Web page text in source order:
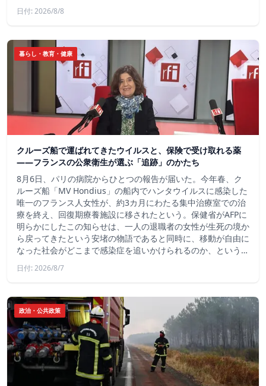
日付: 2026/8/8
暮らし・教育・健康
クルーズ船で運ばれてきたウイルスと、保険で受け取れる薬
――フランスの公衆衛生が選ぶ「追跡」のかたち
8月6日、パリの病院からひとつの報告が届いた。今年春、ク
ルーズ船「MV Hondius」の船内でハンタウイルスに感染した
唯一のフランス人女性が、約3カ月にわたる集中治療室での治
療を終え、回復期療養施設に移されたという。保健省がAFPに
明らかにしたこの知らせは、一人の退職者の女性が生死の境か
ら戻ってきたという安堵の物語であると同時に、移動が自由に
なった社会がどこまで感染症を追いかけられるのか、という…
日付: 2026/8/7
政治・公共政策